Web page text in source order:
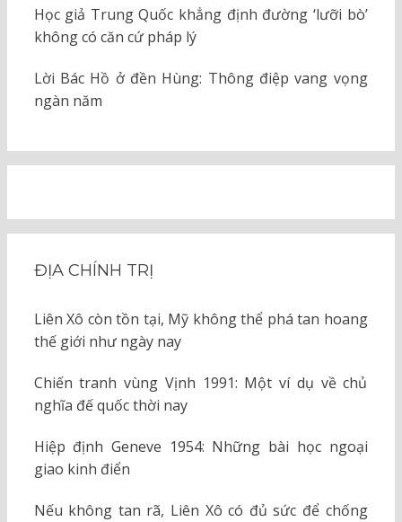
Học giả Trung Quốc khẳng định đường ‘lưỡi bò’
không có căn cứ pháp lý
Lời Bác Hồ ở đền Hùng: Thông điệp vang vọng
ngàn năm
ĐỊA CHÍNH TRỊ
Liên Xô còn tồn tại, Mỹ không thể phá tan hoang
thế giới như ngày nay
Chiến tranh vùng Vịnh 1991: Một ví dụ về chủ
nghĩa đế quốc thời nay
Hiệp định Geneve 1954: Những bài học ngoại
giao kinh điển
Nếu không tan rã, Liên Xô có đủ sức để chống